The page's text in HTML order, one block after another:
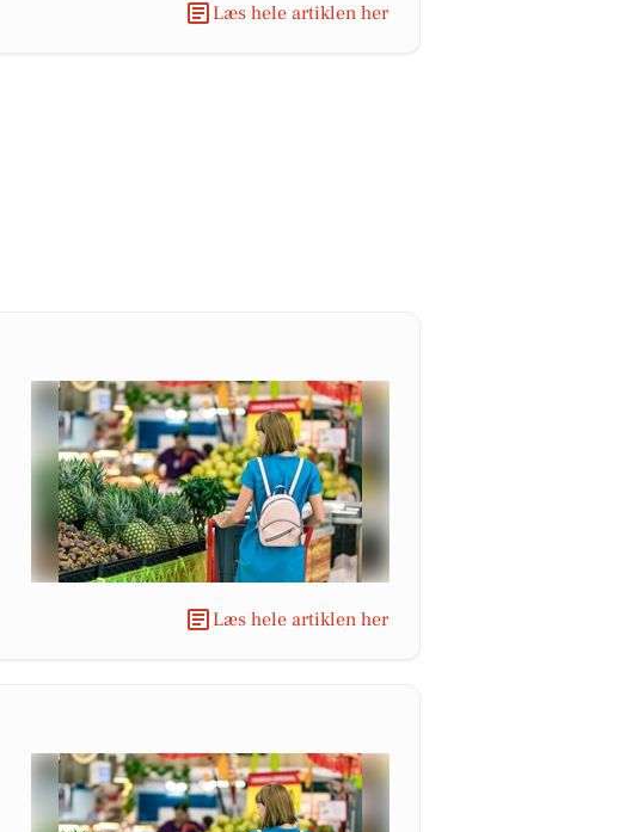
Læs hele artiklen her
Læs hele artiklen her